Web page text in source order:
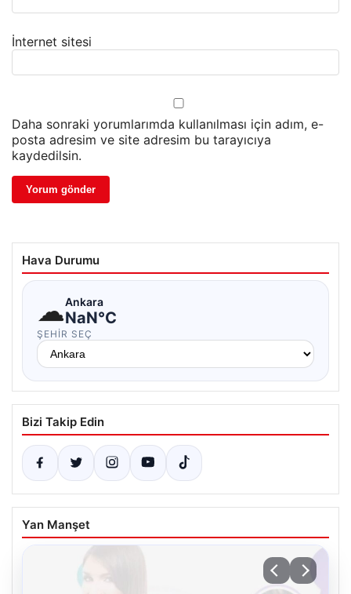
İnternet sitesi
Daha sonraki yorumlarımda kullanılması için adım, e-
posta adresim ve site adresim bu tarayıcıya
kaydedilsin.
Hava Durumu
☁Ankara
NaN°C
ŞEHIR SEÇ
Bizi Takip Edin
Yan Manşet